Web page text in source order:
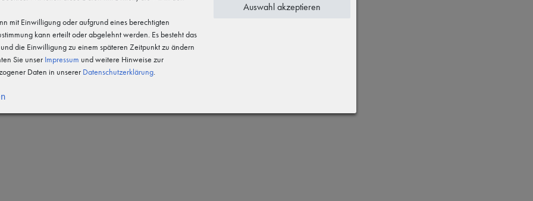
mit Funktionsmembran,
mit Einwilligung oder aufgrund eines berechtigten
kann erteilt oder abgelehnt werden. Es besteht das
die Einwilligung zu einem späteren Zeitpunkt zu ändern
Sie unser Impressum und weitere Hinweise zur
Daten in unserer Daten­schutz­erklärung
Auswahl akzeptieren